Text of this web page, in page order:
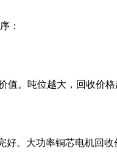
：
值。吨位越大，回收价格
。大功率铜芯电机回